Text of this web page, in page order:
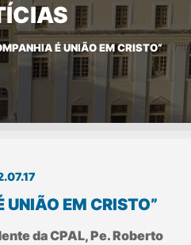
É UNIÃO EM CRISTO”
UNIÃO EM CRISTO”
da CPAL, Pe. Roberto